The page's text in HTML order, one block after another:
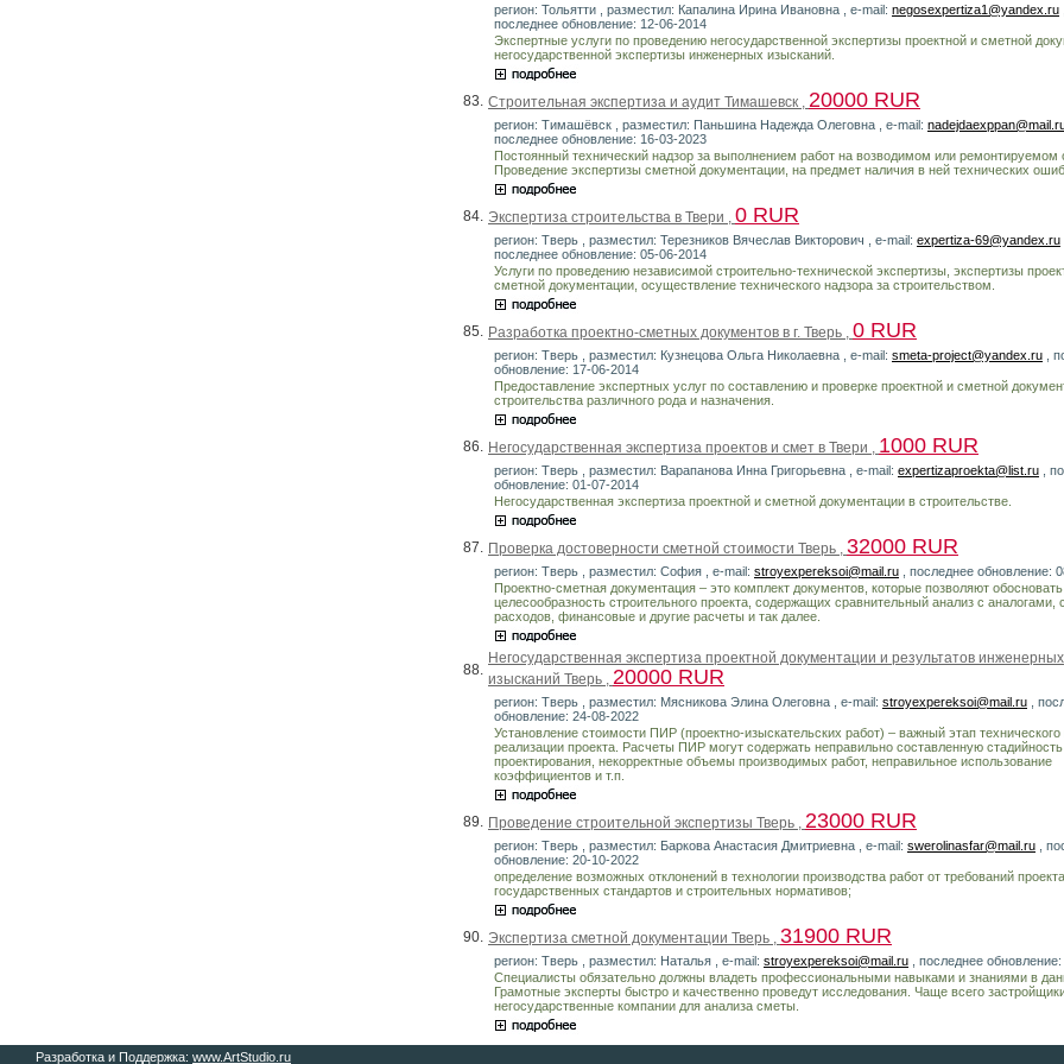
регион: Тольятти , разместил: Капалина Ирина Ивановна , e-mail: negosexpertiza1@yandex.ru
последнее обновление: 12-06-2014
Экспертные услуги по проведению негосударственной экспертизы проектной и сметной
негосударственной экспертизы инженерных изысканий.
83. Строительная экспертиза и аудит Тимашевск , 20000 RUR
регион: Тимашёвск , разместил: Паньшина Надежда Олеговна , e-mail:
последнее обновление: 16-03-2023
Постоянный технический надзор за выполнением работ на возводимом или ремонтируемом
Проведение экспертизы сметной документации, на предмет наличия в ней технических
84. Экспертиза строительства в Твери , 0 RUR
регион: Тверь , разместил: Терезников Вячеслав Викторович , e-mail: expertiza-69@yandex.ru
последнее обновление: 05-06-2014
Услуги по проведению независимой строительно-технической экспертизы, экспертизы
сметной документации, осуществление технического надзора за строительством.
85. Разработка проектно-сметных документов в г. Тверь , 0 RUR
регион: Тверь , разместил: Кузнецова Ольга Николаевна , e-mail: smeta-project@yandex.ru ,
обновление: 17-06-2014
Предоставление экспертных услуг по составлению и проверке проектной и сметной
строительства различного рода и назначения.
86. Негосударственная экспертиза проектов и смет в Твери , 1000 RUR
регион: Тверь , разместил: Варапанова Инна Григорьевна , e-mail: expertizaproekta@list.ru ,
обновление: 01-07-2014
Негосударственная экспертиза проектной и сметной документации в строительстве.
87. Проверка достоверности сметной стоимости Тверь , 32000 RUR
регион: Тверь , разместил: София , e-mail: stroyexpereksoi@mail.ru , последнее обновление:
Проектно-сметная документация – это комплект документов, которые позволяют обосновать
целесообразность строительного проекта, содержащих сравнительный анализ с аналогами,
расходов, финансовые и другие расчеты и так далее.
88.
Негосударственная экспертиза проектной документации и результатов инженерных
изысканий Тверь , 20000 RUR
регион: Тверь , разместил: Мясникова Элина Олеговна , e-mail: stroyexpereksoi@mail.ru ,
обновление: 24-08-2022
Установление стоимости ПИР (проектно-изыскательских работ) – важный этап технического
реализации проекта. Расчеты ПИР могут содержать неправильно составленную стадийность
проектирования, некорректные объемы производимых работ, неправильное использование
коэффициентов и т.п.
89. Проведение строительной экспертизы Тверь , 23000 RUR
регион: Тверь , разместил: Баркова Анастасия Дмитриевна , e-mail: swerolinasfar@mail.ru ,
обновление: 20-10-2022
определение возможных отклонений в технологии производства работ от требований проекта,
государственных стандартов и строительных нормативов;
90. Экспертиза сметной документации Тверь , 31900 RUR
регион: Тверь , разместил: Наталья , e-mail: stroyexpereksoi@mail.ru , последнее
Специалисты обязательно должны владеть профессиональными навыками и знаниями в
Грамотные эксперты быстро и качественно проведут исследования. Чаще всего
негосударственные компании для анализа сметы.
Разработка и Поддержка: www.ArtStudio.ru